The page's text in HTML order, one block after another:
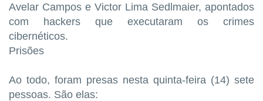
Avelar Campos e Victor Lima Sedlmaier, apontados
com hackers que executaram os crimes
cibernéticos.
Prisões
Ao todo, foram presas nesta quinta-feira (14) sete
pessoas. São elas: